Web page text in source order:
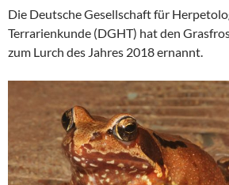
Die Deutsche Gesellschaft für
Terrarienkunde (DGHT) hat den
zum Lurch des Jahres 2018 ernannt.